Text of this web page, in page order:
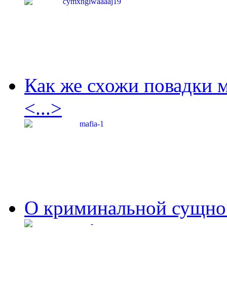
Как же схожи повадки
<...>
О криминальной